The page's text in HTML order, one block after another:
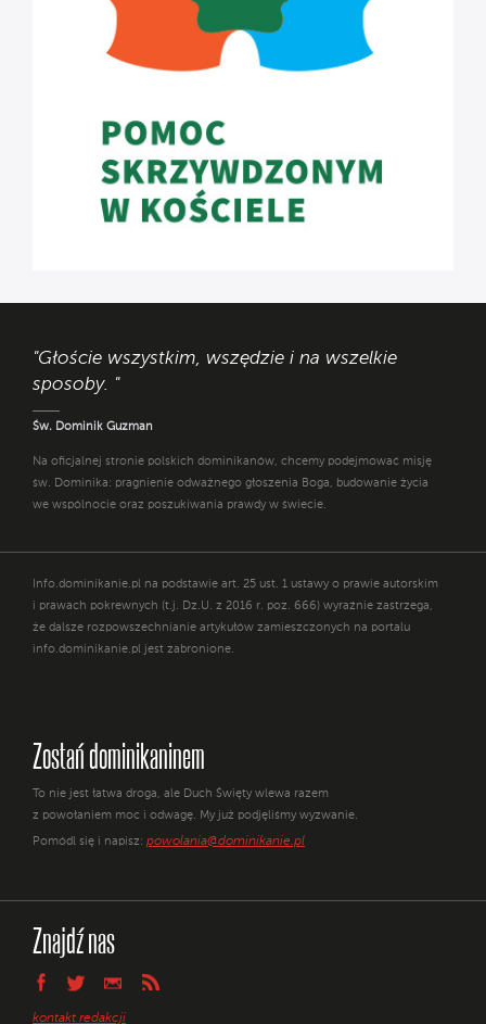
"Głoście wszystkim, wszędzie i na wszelkie
sposoby. "
Św. Dominik Guzman
Na oficjalnej stronie polskich dominikanów, chcemy podejmować misję
św. Dominika: pragnienie odważnego głoszenia Boga, budowanie życia
we wspólnocie oraz poszukiwania prawdy w świecie.
Info.dominikanie.pl na podstawie art. 25 ust. 1 ustawy o prawie autorskim
i prawach pokrewnych (t.j. Dz.U. z 2016 r. poz. 666) wyraźnie zastrzega,
że dalsze rozpowszechnianie artykułów zamieszczonych na portalu
info.dominikanie.pl jest zabronione.
Zostań dominikaninem
To nie jest łatwa droga, ale Duch Święty wlewa razem
z powołaniem moc i odwagę. My już podjęliśmy wyzwanie.
Pomódl się i napisz: powolania@dominikanie.pl
Znajdź nas
kontakt redakcji